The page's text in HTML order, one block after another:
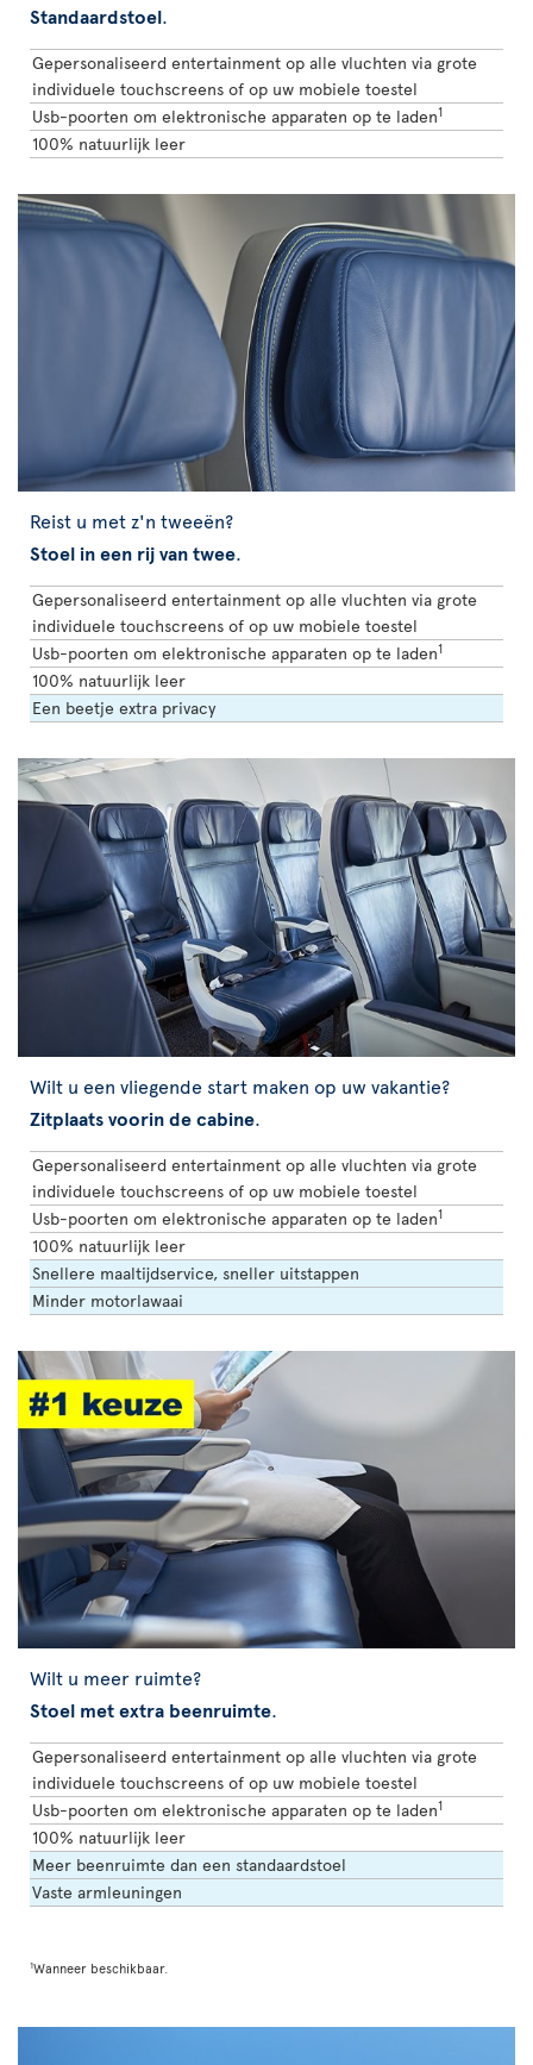
Standaardstoel.
Gepersonaliseerd entertainment op alle vluchten via grote
individuele touchscreens of op uw mobiele toestel
Usb-poorten om elektronische apparaten op te laden1
100% natuurlijk leer
Reist u met z'n tweeën?
Stoel in een rij van twee.
Gepersonaliseerd entertainment op alle vluchten via grote
individuele touchscreens of op uw mobiele toestel
Usb-poorten om elektronische apparaten op te laden1
100% natuurlijk leer
Een beetje extra privacy
Wilt u een vliegende start maken op uw vakantie?
Zitplaats voorin de cabine.
Gepersonaliseerd entertainment op alle vluchten via grote
individuele touchscreens of op uw mobiele toestel
Usb-poorten om elektronische apparaten op te laden1
100% natuurlijk leer
Snellere maaltijdservice, sneller uitstappen
Minder motorlawaai
Wilt u meer ruimte?
Stoel met extra beenruimte.
Gepersonaliseerd entertainment op alle vluchten via grote
individuele touchscreens of op uw mobiele toestel
Usb-poorten om elektronische apparaten op te laden1
100% natuurlijk leer
Meer beenruimte dan een standaardstoel
Vaste armleuningen
1Wanneer beschikbaar.